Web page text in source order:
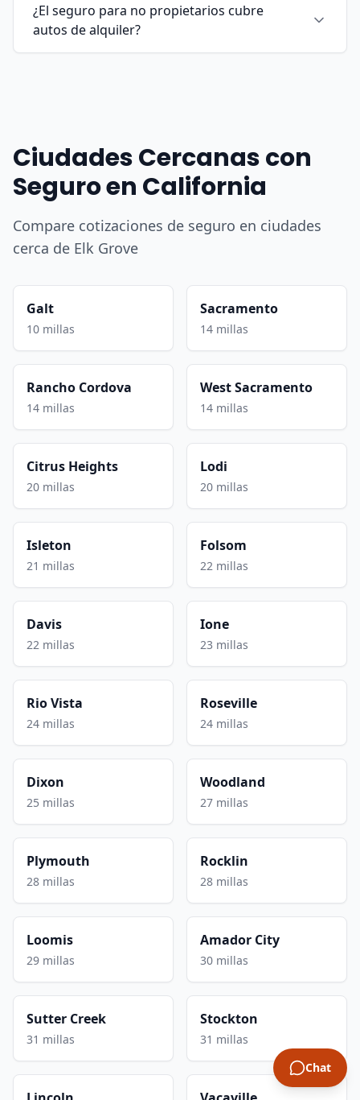
¿El seguro para no propietarios cubre
autos de alquiler?
Ciudades Cercanas con
Seguro en California
Compare cotizaciones de seguro en ciudades
cerca de Elk Grove
Galt
10 millas
Sacramento
14 millas
Rancho Cordova
14 millas
West Sacramento
14 millas
Citrus Heights
20 millas
Lodi
20 millas
Isleton
21 millas
Folsom
22 millas
Davis
22 millas
Ione
23 millas
Rio Vista
24 millas
Roseville
24 millas
Dixon
25 millas
Woodland
27 millas
Plymouth
28 millas
Rocklin
28 millas
Loomis
29 millas
Amador City
30 millas
Sutter Creek
31 millas
Stockton
31 millas
Chat